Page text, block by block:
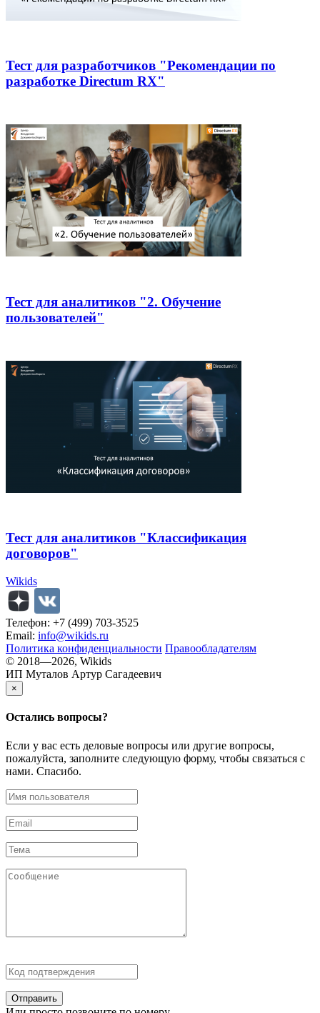
Тест для разработчиков "Рекомендации по
разработке Directum RX"
Тест для аналитиков "2. Обучение
пользователей"
Тест для аналитиков "Классификация
договоров"
Wikids
Телефон: +7 (499) 703-3525
Email: info@wikids.ru
Политика конфиденциальности Правообладателям
© 2018—2026, Wikids
ИП Муталов Артур Сагадеевич
×
Остались вопросы?
Если у вас есть деловые вопросы или другие вопросы,
пожалуйста, заполните следующую форму, чтобы связаться с
нами. Спасибо.
Отправить